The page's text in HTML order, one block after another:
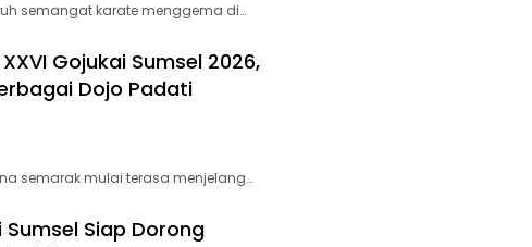
semangat karate menggema di…
Gojukai Sumsel 2026,
Dojo Padati
semarak mulai terasa menjelang…
Sumsel Siap Dorong